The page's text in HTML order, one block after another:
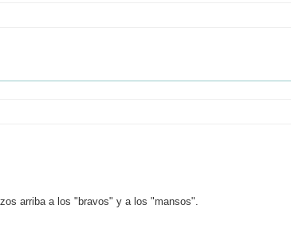
arriba a los "bravos" y a los "mansos".